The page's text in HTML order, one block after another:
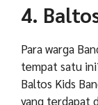
4.
Para warga
tempat satu
Baltos Kids
yang terdapat